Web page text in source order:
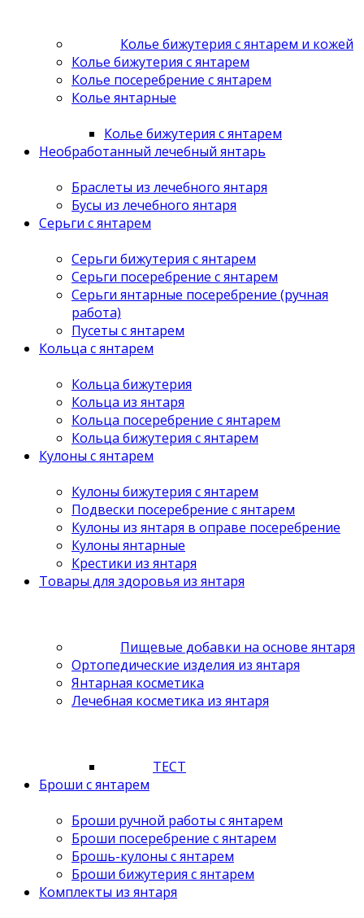
Колье бижутерия с янтарем и кожей
Колье бижутерия с янтарем
Колье посеребрение с янтарем
Колье янтарные
Колье бижутерия с янтарем
Необработанный лечебный янтарь
Браслеты из лечебного янтаря
Бусы из лечебного янтаря
Серьги с янтарем
Серьги бижутерия с янтарем
Серьги посеребрение с янтарем
Серьги янтарные посеребрение (ручная
работа)
Пусеты с янтарем
Кольца с янтарем
Кольца бижутерия
Кольца из янтаря
Кольца посеребрение с янтарем
Кольца бижутерия с янтарем
Кулоны с янтарем
Кулоны бижутерия с янтарем
Подвески посеребрение с янтарем
Кулоны из янтаря в оправе посеребрение
Кулоны янтарные
Крестики из янтаря
Товары для здоровья из янтаря
Пищевые добавки на основе янтаря
Ортопедические изделия из янтаря
Янтарная косметика
Лечебная косметика из янтаря
ТЕСТ
Броши с янтарем
Броши ручной работы с янтарем
Броши посеребрение с янтарем
Брошь-кулоны с янтарем
Броши бижутерия с янтарем
Комплекты из янтаря